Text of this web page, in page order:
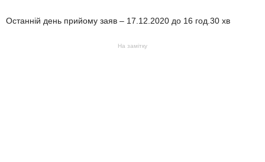
Останній день прийому заяв – 17.12.2020 до 16 год.30 хв
На замітку